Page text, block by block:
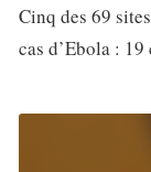
Cinq des 69
cas d’Ebola :